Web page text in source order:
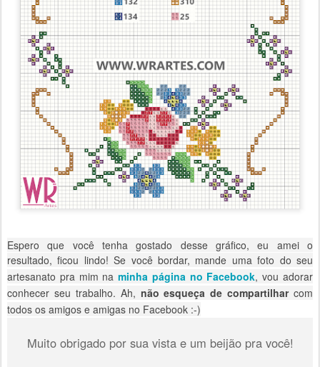
Espero que você tenha gostado desse gráfico, eu amei o
resultado, ficou lindo! Se você bordar, mande uma foto do seu
artesanato pra mim naminha página no Facebook, vou adorar
conhecer seu trabalho. Ah, não esqueça de compartilharcom
todos os amigos e amigas no Facebook :-)
Muito obrigado por sua vista e um beijão pra você!